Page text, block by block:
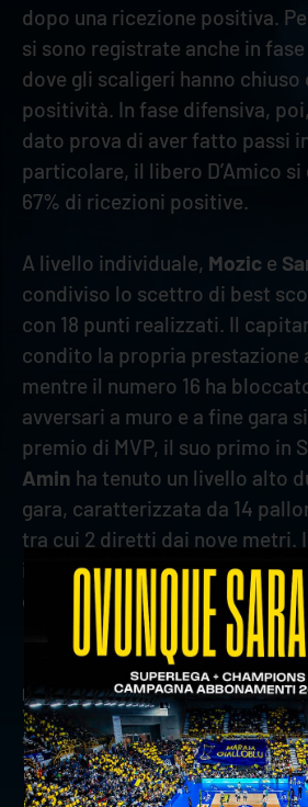
dopo una ricezione positiva.
si sono registrate anche in
dove gli scaligeri hanno chiuso
positività. In fase difensiva,
dato prova di aver fatto passi
particolare, il libero D’Amico
67% di ricezioni positive.
A livello individuale, Mozic e
condiviso lo scettro di best
con 18 punti realizzati. Il
condito la propria prestazione
mentre il numero 16 ha
avversari a muro e a fine gara
premio di MVP, il suo primo in
Amin ha tenuto un livello alto
gara, caratterizzata da 14
tra cui 2 diretti dai nove metri.
invece, Jovovic ha offerto il
con 3 punti e 1 muro messi a
precedente:vivi energia insieme al
volley
successivo:quattordicesima
telearena: ospiti fagiani e spirito